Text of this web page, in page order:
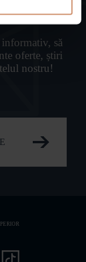
să
oferte, știri
nostru!